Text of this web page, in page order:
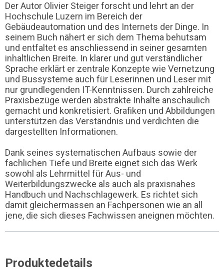
Der Autor Olivier Steiger forscht und lehrt an der
Hochschule Luzern im Bereich der
Gebäudeautomation und des Internets der Dinge. In
seinem Buch nähert er sich dem Thema behutsam
und entfaltet es anschliessend in seiner gesamten
inhaltlichen Breite. In klarer und gut verständlicher
Sprache erklärt er zentrale Konzepte wie Vernetzung
und Bussysteme auch für Leserinnen und Leser mit
nur grundlegenden IT-Kenntnissen. Durch zahlreiche
Praxisbezüge werden abstrakte Inhalte anschaulich
gemacht und konkretisiert. Grafiken und Abbildungen
unterstützen das Verständnis und verdichten die
dargestellten Informationen.
Dank seines systematischen Aufbaus sowie der
fachlichen Tiefe und Breite eignet sich das Werk
sowohl als Lehrmittel für Aus- und
Weiterbildungszwecke als auch als praxisnahes
Handbuch und Nachschlagewerk. Es richtet sich
damit gleichermassen an Fachpersonen wie an all
jene, die sich dieses Fachwissen aneignen möchten.
Produktedetails